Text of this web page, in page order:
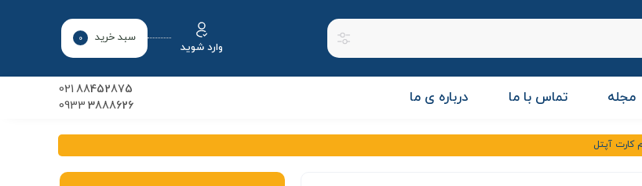
وارد شوید
سبد خرید 0
مجله تماس با ما درباره ی ما 88452875
021
3888626
0933